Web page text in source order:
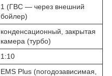
1 (ГВС — через внешний
бойлер)
конденсационный, закрытая
камера (турбо)
1:10
EMS Plus (погодозависимая,